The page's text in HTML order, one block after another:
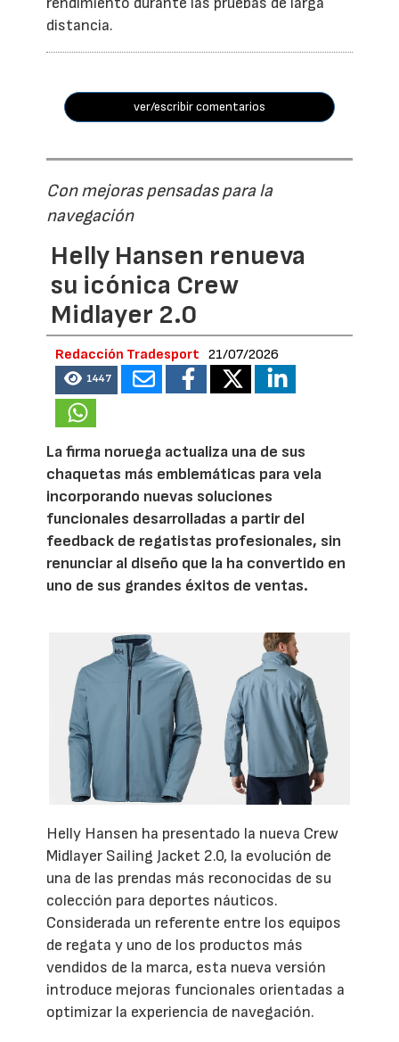
distancia.
ver/escribir comentarios
Con mejoras pensadas para la
navegación
Helly Hansen renueva
su icónica Crew
Midlayer 2.0
Redacción Tradesport 21/07/2026
1447
La firma noruega actualiza una de sus
chaquetas más emblemáticas para vela
incorporando nuevas soluciones
funcionales desarrolladas a partir del
feedback de regatistas profesionales, sin
renunciar al diseño que la ha convertido en
uno de sus grandes éxitos de ventas.
Helly Hansen ha presentado la nueva Crew
Midlayer Sailing Jacket 2.0, la evolución de
una de las prendas más reconocidas de su
colección para deportes náuticos.
Considerada un referente entre los equipos
de regata y uno de los productos más
vendidos de la marca, esta nueva versión
introduce mejoras funcionales orientadas a
optimizar la experiencia de navegación.